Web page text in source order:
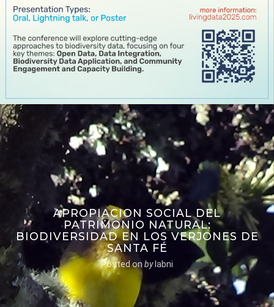
APROPIACION SOCIAL DEL
PATRIMONIO NATURAL:
BIODIVERSIDAD EN LOS VERJONES DE
SANTA FÉ
Posted on bylabni